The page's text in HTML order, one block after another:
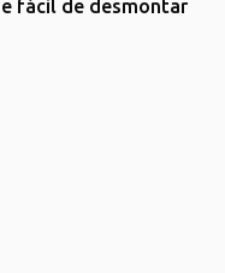
fácil de desmontar